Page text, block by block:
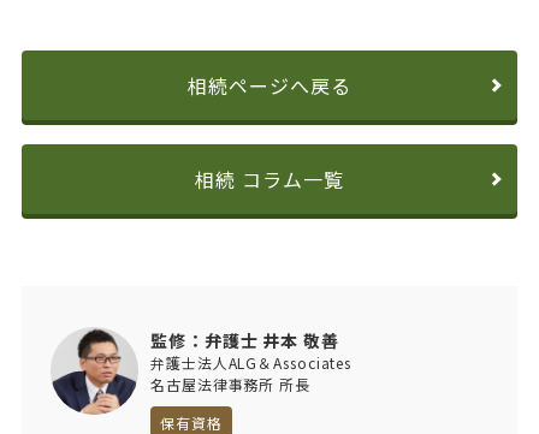
相続ページへ戻る
相続 コラム一覧
監修：弁護士 井本 敬善
弁護士法人ALG＆Associates
名古屋法律事務所 所長
保有資格